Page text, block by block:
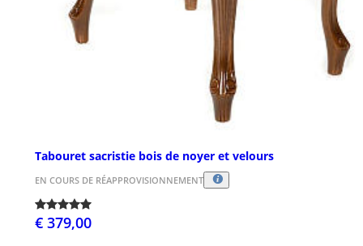
Tabouret sacristie bois de noyer et velours
EN COURS DE RÉAPPROVISIONNEMENT
€ 379,00